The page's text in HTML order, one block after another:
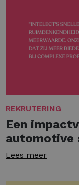
REKRUTERING
Een
automotive
Lees meer